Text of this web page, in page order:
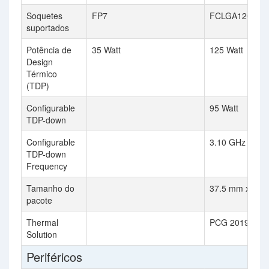
Soquetes
suportados
FP7 FCLGA1200
Potência de
Design
Térmico
(TDP)
35 Watt 125 Watt
Configurable
TDP-down
95 Watt
Configurable
TDP-down
Frequency
3.10 GHz
Tamanho do
pacote
37.5 mm x
Thermal
Solution
PCG 2019A
Periféricos